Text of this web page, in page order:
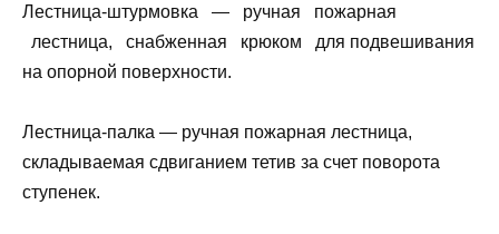
Лестница-штурмовка — ручная пожарная
лестница, снабженная крюком для подвешивания
на опорной поверхности.
Лестница-палка — ручная пожарная лестница,
складываемая сдвиганием тетив за счет поворота
ступенек.